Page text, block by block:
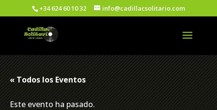
+34 624 60 10 32 info@cadillacsolitario.com
« Todos los Eventos
Este evento ha pasado.